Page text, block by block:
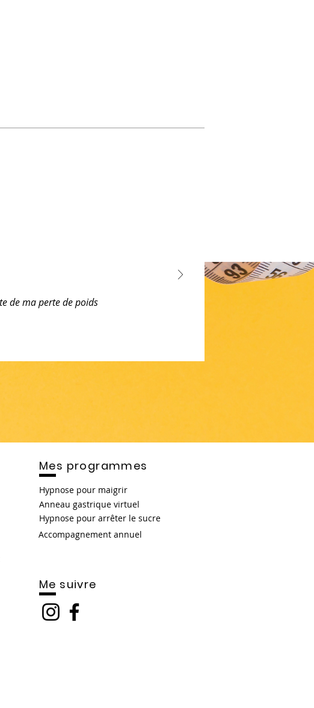
de ma perte de poids
Mes programmes
Hypnose pour maigrir
Anneau gastrique virtuel
Hypnose pour arrêter le sucre
Accompagnement annuel
Me suivre